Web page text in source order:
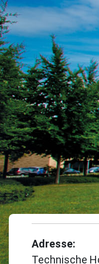
Adresse:
Technische